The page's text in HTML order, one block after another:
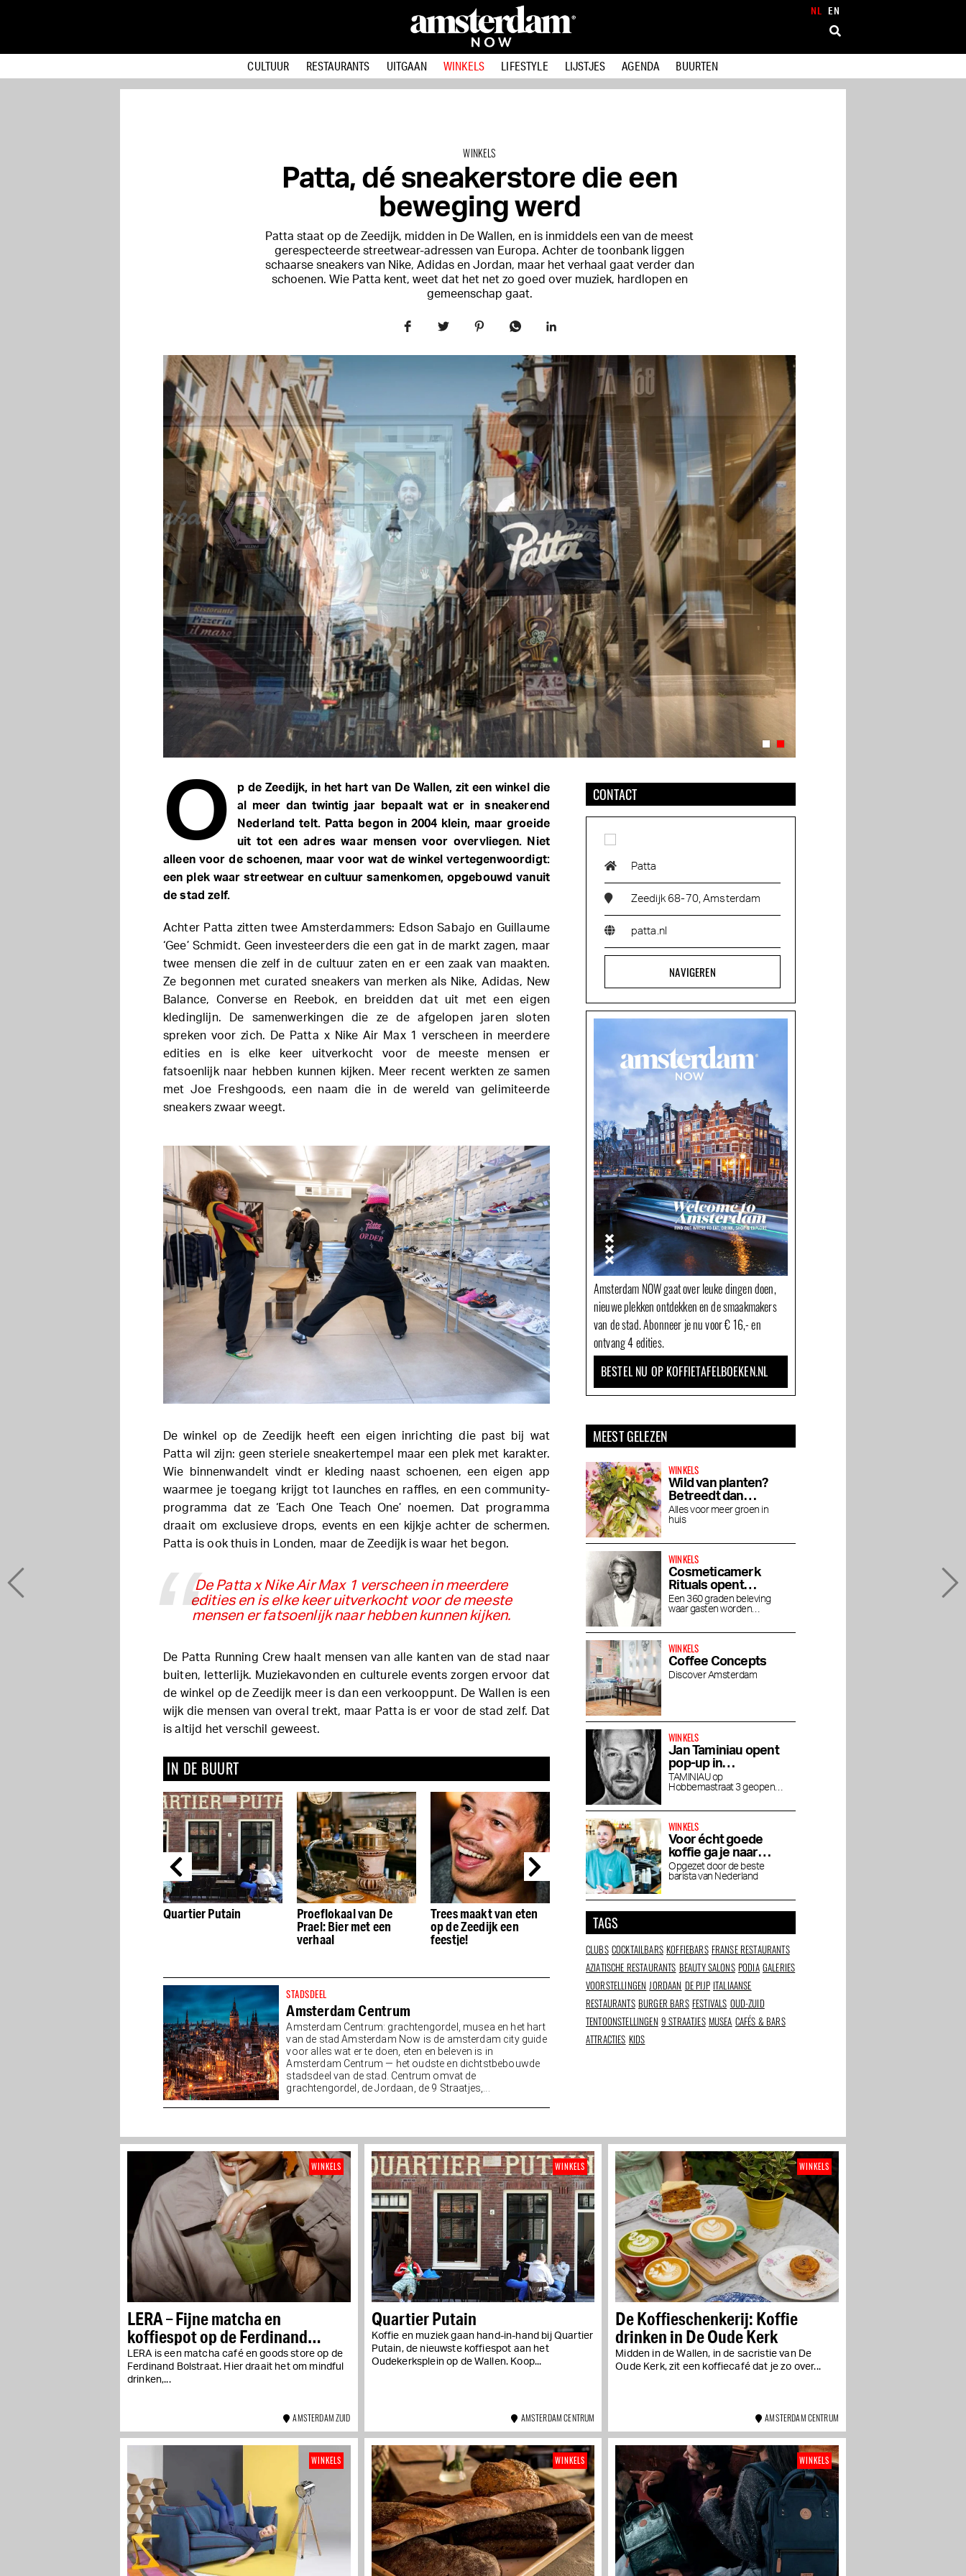
NL EN
CULTUUR RESTAURANTS UITGAAN WINKELS LIFESTYLE LIJSTJES AGENDA BUURTEN
WINKELS
Patta, dé sneakerstore die een
beweging werd
Patta staat op de Zeedijk, midden in De Wallen, en is inmiddels een van de meest
gerespecteerde streetwear-adressen van Europa. Achter de toonbank liggen
schaarse sneakers van Nike, Adidas en Jordan, maar het verhaal gaat verder dan
schoenen. Wie Patta kent, weet dat het net zo goed over muziek, hardlopen en
gemeenschap gaat.
O
p de Zeedijk, in het hart van De Wallen, zit een winkel die
al meer dan twintig jaar bepaalt wat er in sneakerend
Nederland telt. Patta begon in 2004 klein, maar groeide
uit tot een adres waar mensen voor overvliegen. Niet
alleen voor de schoenen, maar voor wat de winkel vertegenwoordigt:
een plek waar streetwear en cultuur samenkomen, opgebouwd vanuit
de stad zelf.
Achter Patta zitten twee Amsterdammers: Edson Sabajo en Guillaume
‘Gee’ Schmidt. Geen investeerders die een gat in de markt zagen, maar
twee mensen die zelf in de cultuur zaten en er een zaak van maakten.
Ze begonnen met curated sneakers van merken als Nike, Adidas, New
Balance, Converse en Reebok, en breidden dat uit met een eigen
kledinglijn. De samenwerkingen die ze de afgelopen jaren sloten
spreken voor zich. De Patta x Nike Air Max 1 verscheen in meerdere
edities en is elke keer uitverkocht voor de meeste mensen er
fatsoenlijk naar hebben kunnen kijken. Meer recent werkten ze samen
met Joe Freshgoods, een naam die in de wereld van gelimiteerde
sneakers zwaar weegt.
De winkel op de Zeedijk heeft een eigen inrichting die past bij wat
Patta wil zijn: geen steriele sneakertempel maar een plek met karakter.
Wie binnenwandelt vindt er kleding naast schoenen, een eigen app
waarmee je toegang krijgt tot launches en raffles, en een community-
programma dat ze ‘Each One Teach One’ noemen. Dat programma
draait om exclusieve drops, events en een kijkje achter de schermen.
Patta is ook thuis in Londen, maar de Zeedijk is waar het begon.
De Patta x Nike Air Max 1 verscheen in meerdere
edities en is elke keer uitverkocht voor de meeste
mensen er fatsoenlijk naar hebben kunnen kijken.
De Patta Running Crew haalt mensen van alle kanten van de stad naar
buiten, letterlijk. Muziekavonden en culturele events zorgen ervoor dat
de winkel op de Zeedijk meer is dan een verkooppunt. De Wallen is een
wijk die mensen van overal trekt, maar Patta is er voor de stad zelf. Dat
is altijd het verschil geweest.
IN DE BUURT
Quartier Putain
Proeflokaal van De
Prael: Bier met een
verhaal
Trees maakt van eten
op de Zeedijk een
feestje!
Yuki: Japanse keuken
zonder grenzen met
onbeperkt Wagyu
Dirty Chicken Club laat
watertanden
STADSDEEL
Amsterdam Centrum
Amsterdam Centrum: grachtengordel, musea en het hart
van de stad Amsterdam Now is de amsterdam city guide
voor alles wat er te doen, eten en beleven is in
Amsterdam Centrum — het oudste en dichtstbebouwde
stadsdeel van de stad. Centrum omvat de
grachtengordel, de Jordaan, de 9 Straatjes,...
CONTACT
Patta
Zeedijk 68-70, Amsterdam
patta.nl
NAVIGEREN
Amsterdam NOW gaat over leuke dingen doen,
nieuwe plekken ontdekken en de smaakmakers
van de stad. Abonneer je nu voor € 16,- en
ontvang 4 edities.
BESTEL NU OP KOFFIETAFELBOEKEN.NL
MEEST GELEZEN
WINKELS
Wild van planten?
Betreedt dan
Wildernis
Alles voor meer groen in
huis
WINKELS
Cosmeticamerk
Rituals opent
concept store
House of Rituals
Een 360 graden beleving
waar gasten worden
WINKELS
Coffee Concepts
Discover Amsterdam
WINKELS
Jan Taminiau opent
pop-up in
Museumkwartier
TAMINIAU op
Hobbemastraat 3 geopend
WINKELS
Voor écht goede
koffie ga je naar
Friedhats FUKU
Cafe
Opgezet door de beste
barista van Nederland
TAGS
CLUBS COCKTAILBARS KOFFIEBARS FRANSE RESTAURANTS
AZIATISCHE RESTAURANTS BEAUTY SALONS PODIA GALERIES
VOORSTELLINGEN JORDAAN DE PIJP ITALIAANSE
RESTAURANTS BURGER BARS FESTIVALS OUD-ZUID
TENTOONSTELLINGEN 9 STRAATJES MUSEA CAFÉS & BARS
ATTRACTIES KIDS
LERA – Fijne matcha en
koffiespot op de Ferdinand
Bolstraat
LERA is een matcha café en goods store op de
Ferdinand Bolstraat. Hier draait het om mindful
drinken,...
WINKELS
AMSTERDAM ZUID
Quartier Putain
Koffie en muziek gaan hand-in-hand bij Quartier
Putain, de nieuwste koffiespot aan het
Oudekerksplein op de Wallen. Koop...
WINKELS
AMSTERDAM CENTRUM
De Koffieschenkerij: Koffie
drinken in De Oude Kerk
Midden in de Wallen, in de sacristie van De
Oude Kerk, zit een koffiecafé dat je zo over...
WINKELS
AMSTERDAM CENTRUM
WINKELS WINKELS WINKELS